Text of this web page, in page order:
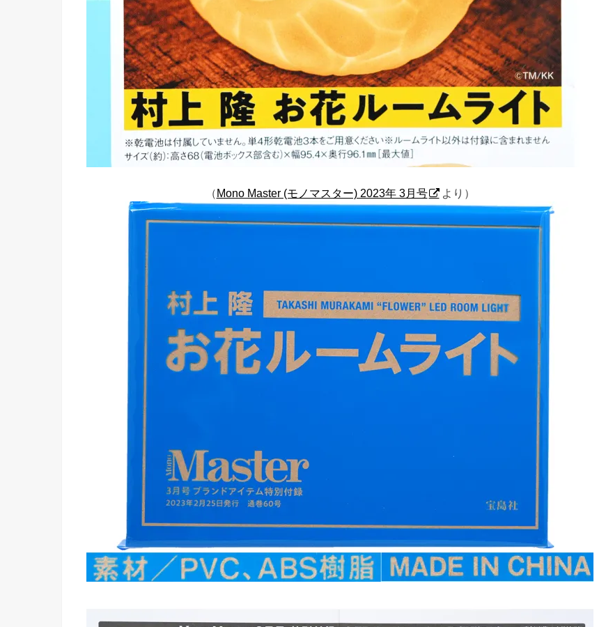
（Mono Master (モノマスター) 2023年 3月号 より）